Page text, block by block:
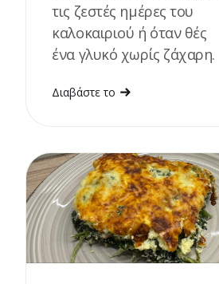
τις ζεστές ημέρες του
καλοκαιριού ή όταν θές
ένα γλυκό χωρίς ζάχαρη.
Διαβάστε το